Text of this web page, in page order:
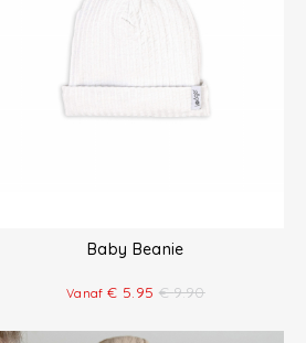
Baby Beanie
Vanaf€ 5.95 € 9.90